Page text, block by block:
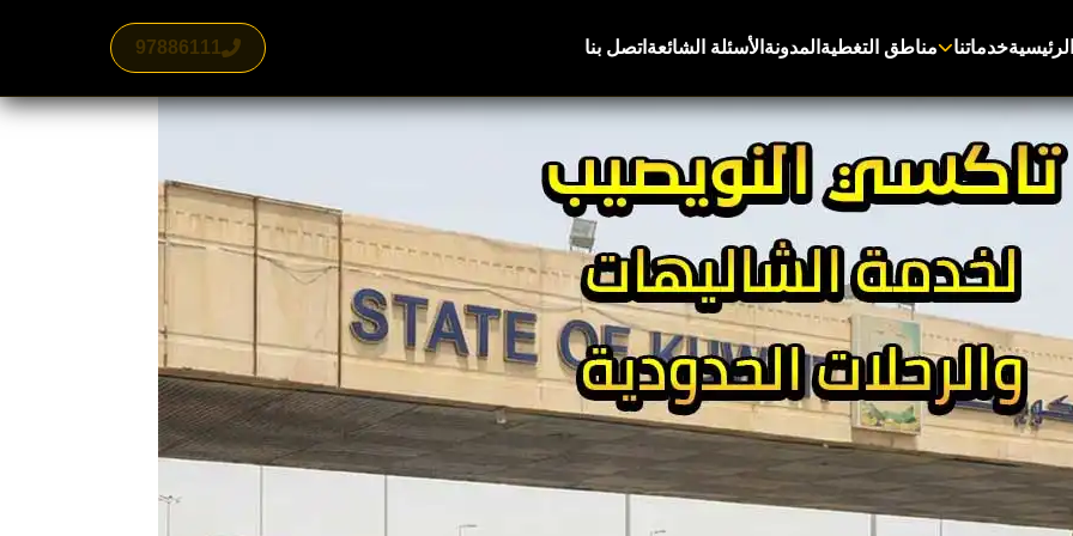
الرئيسيةخدماتنا مناطق التغطية المدونة الأسئلة الشائعة اتصل بنا 97886111